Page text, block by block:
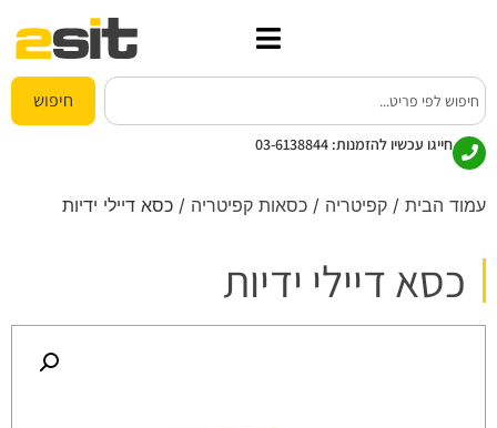
חיפוש
חייגו עכשיו להזמנות: 03-6138844
עמוד הבית / קפיטריה / כסאות קפיטריה / כסא דיילי ידיות
כסא דיילי ידיות